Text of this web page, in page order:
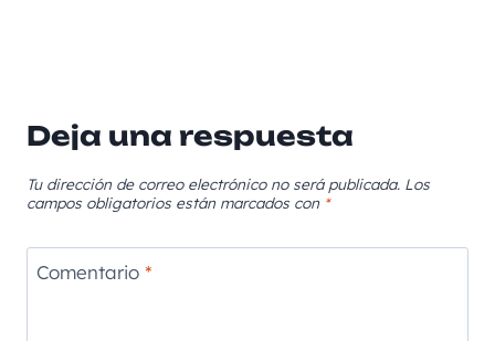
Deja una respuesta
Tu dirección de correo electrónico no será publicada. Los
campos obligatorios están marcados con *
Comentario *